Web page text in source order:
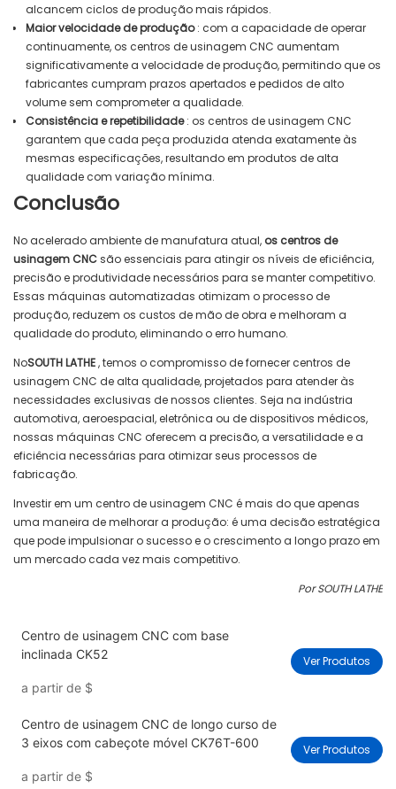
alcancem ciclos de produção mais rápidos.
Maior velocidade de produção: com a capacidade de operar
continuamente, os centros de usinagem CNC aumentam
significativamente a velocidade de produção, permitindo que os
fabricantes cumpram prazos apertados e pedidos de alto
volume sem comprometer a qualidade.
Consistência e repetibilidade: os centros de usinagem CNC
garantem que cada peça produzida atenda exatamente às
mesmas especificações, resultando em produtos de alta
qualidade com variação mínima.
Conclusão
No acelerado ambiente de manufatura atual, os centros de
usinagem CNCsão essenciais para atingir os níveis de eficiência,
precisão e produtividade necessários para se manter competitivo.
Essas máquinas automatizadas otimizam o processo de
produção, reduzem os custos de mão de obra e melhoram a
qualidade do produto, eliminando o erro humano.
NoSOUTH LATHE, temos o compromisso de fornecer centros de
usinagem CNC de alta qualidade, projetados para atender às
necessidades exclusivas de nossos clientes. Seja na indústria
automotiva, aeroespacial, eletrônica ou de dispositivos médicos,
nossas máquinas CNC oferecem a precisão, a versatilidade e a
eficiência necessárias para otimizar seus processos de
fabricação.
Investir em um centro de usinagem CNC é mais do que apenas
uma maneira de melhorar a produção: é uma decisão estratégica
que pode impulsionar o sucesso e o crescimento a longo prazo em
um mercado cada vez mais competitivo.
Por SOUTH LATHE
Centro de usinagem CNC com base
inclinada CK52
a partir de $
Ver Produtos
Centro de usinagem CNC de longo curso de
3 eixos com cabeçote móvel CK76T-600
a partir de $
Ver Produtos